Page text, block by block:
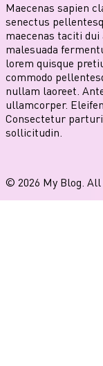
Maecenas sapien
senectus
maecenas taciti
malesuada
lorem quisque
commodo
nullam laoreet.
ullamcorper.
Consectetur
sollicitudin.
© 2026 My Blog.